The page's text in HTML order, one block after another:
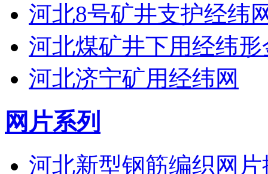
河北8号矿井支护经纬
河北煤矿井下用经纬
河北济宁矿用经纬网
网片系列
河北新型钢筋编织网